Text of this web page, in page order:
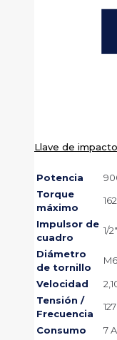
Llave de
Potencia
Torque
máximo
Impulsor de
cuadro
1/2″
Diámetro
de tornillo
Velocidad
Tensión /
Frecuencia
Consumo
7 A